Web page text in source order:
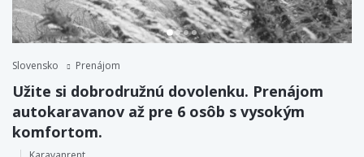
Slovensko Prenájom
Užite si dobrodružnú dovolenku. Prenájom
autokaravanov až pre 6 osôb s vysokým
komfortom.